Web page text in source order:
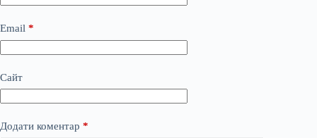
Email *
Сайт
Додати коментар *